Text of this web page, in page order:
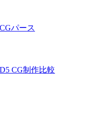
パース
CG制作比較